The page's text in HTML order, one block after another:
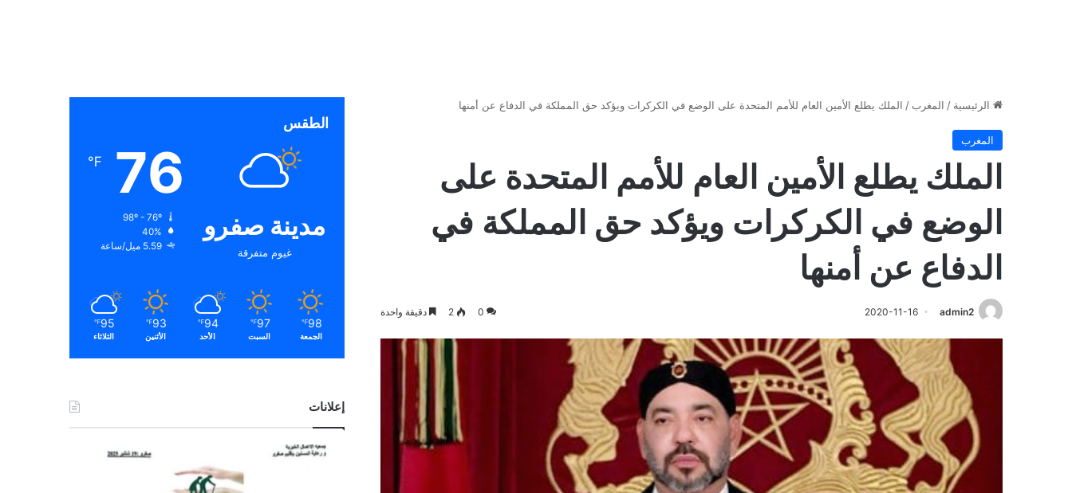
الرئيسية / المغرب / الملك يطلع الأمين العام للأمم المتحدة على الوضع في الكركرات ويؤكد حق المملكة في الدفاع عن أمنها
المغرب
الملك يطلع الأمين العام للأمم المتحدة على
الوضع في الكركرات ويؤكد حق المملكة في
الدفاع عن أمنها
admin2
2020-11-16
0
2 دقيقة واحدة
الطقس
مدينة صفرو
غيوم متفرقة
76
℉
40%
5.59 ميل/ساعة
98
℉
الجمعة
97
℉
السبت
94
℉
الأحد
93
℉
الأثنين
95
℉
الثلاثاء
إعلانات